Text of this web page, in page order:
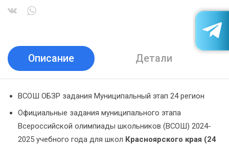
Описание Детали
ВСОШ ОБЗР задания Муниципальный этап 24 регион
Официальные задания муниципального этапа
Всероссийской олимпиады школьников (ВСОШ) 2024-
2025 учебного года для школ Красноярского края (24